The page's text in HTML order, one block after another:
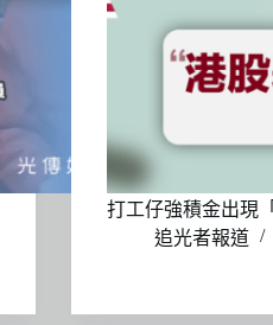
打工仔強積金出現
追光者報道